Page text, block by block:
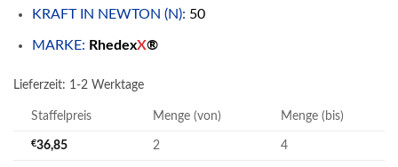
KRAFT IN NEWTON (N): 50
MARKE: RhedexX®
Lieferzeit: 1-2 Werktage
Staffelpreis Menge (von) Menge (bis)
€36,85 2 4